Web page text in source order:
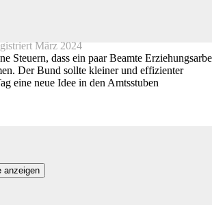
März 2024
Steuern, dass ein paar Beamte
Der Bund sollte kleiner und effizienter
eine neue Idee in den Amtsstuben
anzeigen